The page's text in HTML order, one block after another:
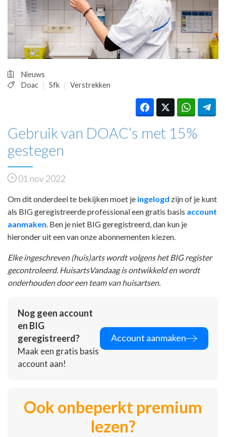
PRAKTIJKZAKEN
TARIEVEN
VPHUISARTSEN
MEDISCHE VAKHANDEL
REGISTRATIE
Nieuws
Doac
Sfk Verstrekken
Gebruik van DOAC’s met 15%
gestegen
01 nov 2022
Om dit onderdeel te bekijken moet je ingelogd zijn of je kunt
als BIG geregistreerde professional een gratis basis account
aanmaken. Ben je niet BIG geregistreerd, dan kun je
hieronder uit een van onze abonnementen kiezen.
Elke ingeschreven (huis)arts wordt volgens het BIG register
gecontroleerd. HuisartsVandaag is ontwikkeld en wordt
onderhouden door een team van huisartsen.
Nog geen account
en BIG
geregistreerd?
Maak een gratis basis
account aan!
Account aanmaken
Ook onbeperkt premium
lezen?